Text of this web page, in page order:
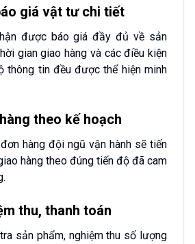
giá vật tư chi tiết
được báo giá đầy đủ về sản
gian giao hàng và các điều kiện
thông tin đều được thể hiện minh
theo kế hoạch
hàng đội ngũ vận hành sẽ tiến
hàng theo đúng tiến độ đã cam
thu, thanh toán
sản phẩm, nghiệm thu số lượng